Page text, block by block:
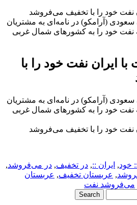
نفت خود را با تخفیف می‌فروشد
(آرامکو) در نامه‌ای به مشتریان
نفت خود را به کشورهای شمال غربی
ایران نفت خود را با
(آرامکو) در نامه‌ای به مشتریان
نفت خود را به کشورهای شمال غربی
نفت خود را با تخفیف می‌فروشد
:: خود, ایران ::, در تخفیف, در می‌فروشد,
, عربستان تخفیف, عربستان
می‌فروشد نفت